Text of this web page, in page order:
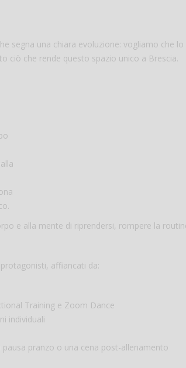
segna una chiara evoluzione: vogliamo che lo
ciò che rende questo spazio unico a Brescia.
e alla mente di riprendersi, rompere la
affiancati da:
Training e Zoom Dance
individuali
pranzo o una cena post-allenamento